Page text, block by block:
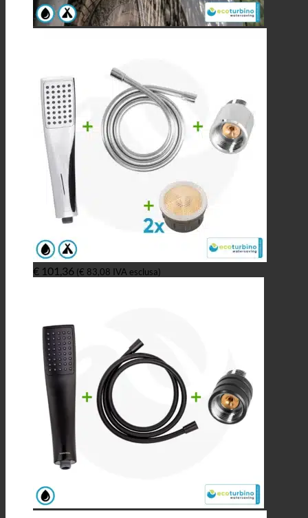
€ 101,36 (€ 83,08 IVA esclusa)